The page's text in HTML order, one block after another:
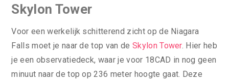
Skylon Tower
Voor een werkelijk schitterend zicht op de Niagara
Falls moet je naar de top van de Skylon Tower. Hier heb
je een observatiedeck, waar je voor 18CAD in nog geen
minuut naar de top op 236 meter hoogte gaat. Deze